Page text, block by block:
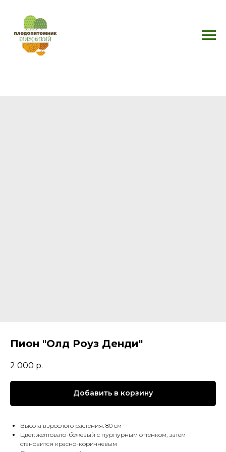
Пион "Олд Роуз Денди"
2 000 р.
Добавить в корзину
Высота взрослого растения: 80 см
Цвет: желтовато-бежевый с пурпурным оттенком, затем
становится красно-коричневым